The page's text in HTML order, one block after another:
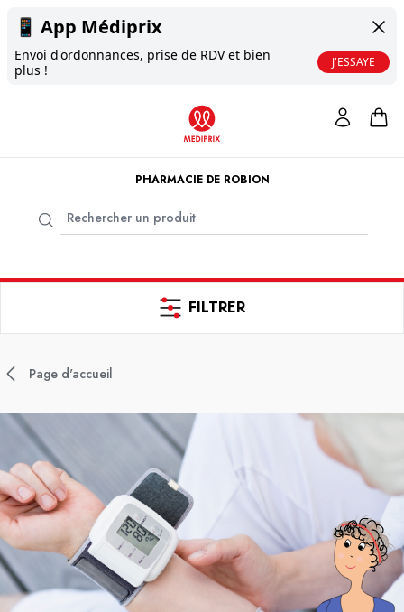
📱 App Médiprix
Envoi d'ordonnances, prise de RDV et bien
plus !
J'ESSAYE
PHARMACIE DE ROBION
FILTRER
Page d'accueil